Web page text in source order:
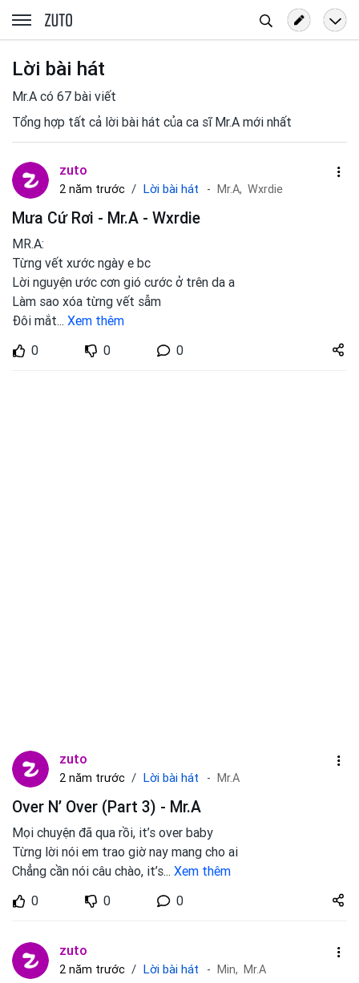
zuto.vn
kiếm
Lời bài hát
Mr.A có 67 bài viết
Tổng hợp tất cả lời bài hát của ca sĩ Mr.A mới nhất
zuto
2 năm trước Lời bài hát Mr.A, Wxrdie
Mưa Cứ Rơi - Mr.A - Wxrdie
MR.A:
Từng vết xước ngày e bc
Lời nguyện ước cơn gió cước ở trên da a
Làm sao xóa từng vết sẫm
Đôi mắt... Xem thêm
0
0 0
Share
zuto.vn
zuto
2 năm trước Lời bài hát Mr.A
Over N’ Over (Part 3) - Mr.A
Mọi chuyện đã qua rồi, it’s over baby
Từng lời nói em trao giờ nay mang cho ai
Chẳng cần nói câu chào, it’s... Xem thêm
0
0 0
Share
zuto.vn
zuto
2 năm trước Lời bài hát Min, Mr.A